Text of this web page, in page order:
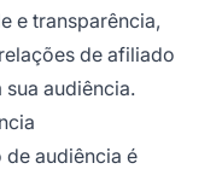
e transparência,
de afiliado
audiência.
audiência é